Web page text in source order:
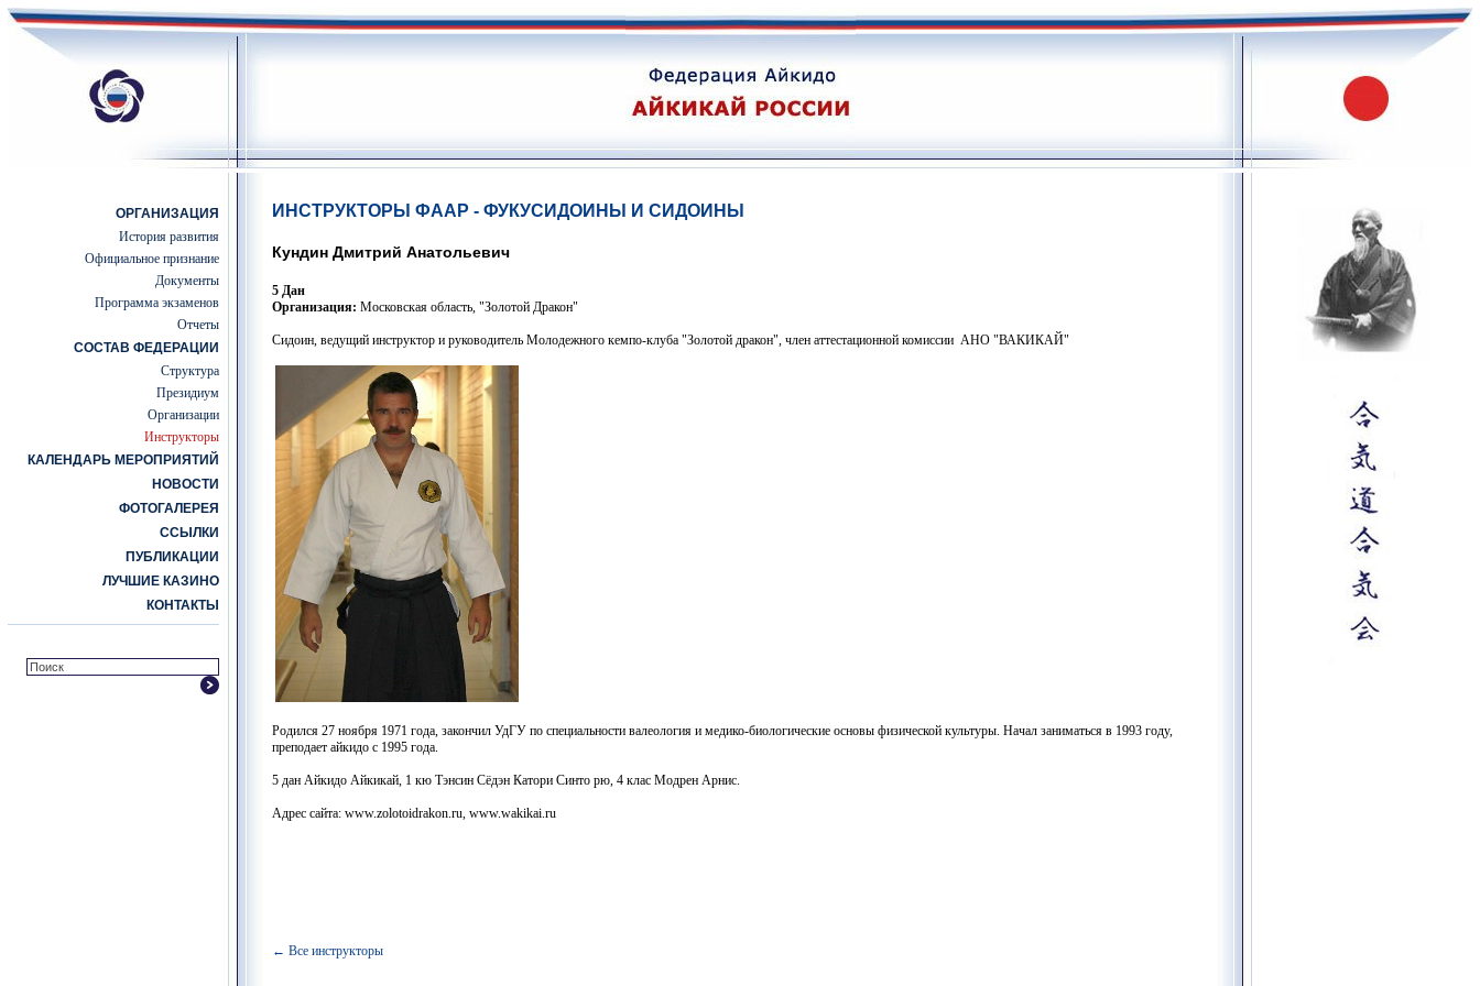
ОРГАНИЗАЦИЯ
История развития
Официальное признание
Документы
Программа экзаменов
Отчеты
СОСТАВ ФЕДЕРАЦИИ
Структура
Президиум
Организации
Инструкторы
КАЛЕНДАРЬ МЕРОПРИЯТИЙ
НОВОСТИ
ФОТОГАЛЕРЕЯ
ССЫЛКИ
ПУБЛИКАЦИИ
ЛУЧШИЕ КАЗИНО
КОНТАКТЫ
ИНСТРУКТОРЫ ФААР - ФУКУСИДОИНЫ И СИДОИНЫ
Кундин Дмитрий Анатольевич
5 Дан
Организация: Московская область, "Золотой Дракон"
Сидоин, ведущий инструктор и руководитель Молодежного кемпо-клуба "Золотой дракон", член аттестационной комиссии АНО "ВАКИКАЙ"
Родился 27 ноября 1971 года, закончил УдГУ по специальности валеология и медико-биологические основы физической культуры. Начал заниматься в 1993 году,
преподает айкидо с 1995 года.
5 дан Айкидо Айкикай, 1 кю Тэнсин Сёдэн Катори Синто рю, 4 клас Модрен Арнис.
Адрес сайта: www.zolotoidrakon.ru, www.wakikai.ru
← Все инструкторы